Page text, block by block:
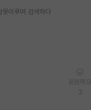
이루며 검색하다